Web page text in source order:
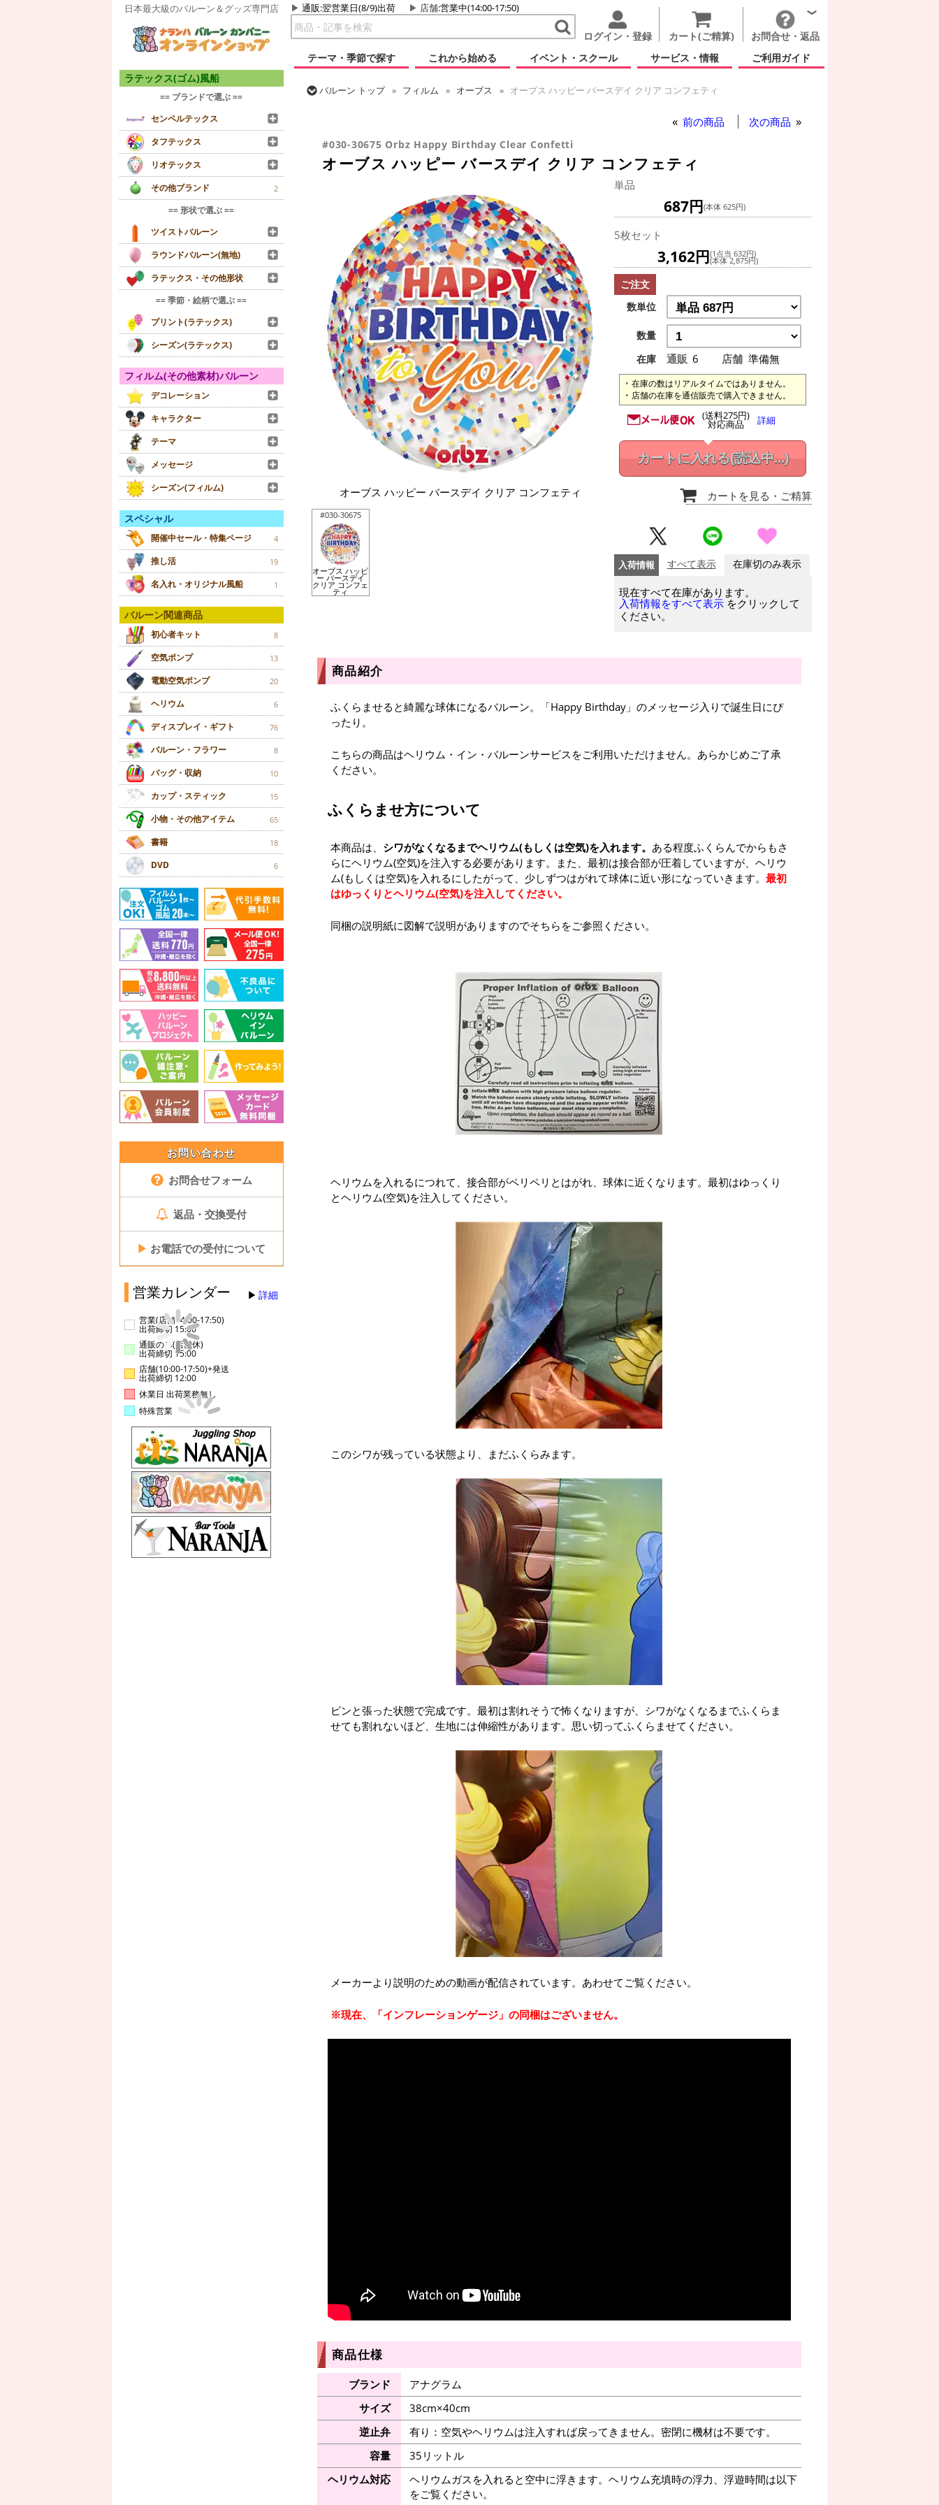
日本最大級のバルーン＆グッズ専門店 通販:翌営業日(8/9)出荷 店舗:営業中(14:00-17:50)
ログイン・登録 カート(ご精算)
お問合せ・返品
テーマ・季節で探す
これから始める イベント・スクール サービス・情報 ご利用ガイド
ラテックス(ゴム)風船
== ブランドで選ぶ ==
センペルテックス
タフテックス
リオテックス
その他ブランド
2
== 形状で選ぶ ==
ツイストバルーン
ラウンドバルーン(無地)
ラテックス・その他形状
== 季節・絵柄で選ぶ ==
プリント(ラテックス)
シーズン(ラテックス)
フィルム(その他素材)バルーン
デコレーション
キャラクター
テーマ
メッセージ
シーズン(フィルム)
スペシャル
開催中セール・特集ページ 4
推し活 19
名入れ・オリジナル風船 1
バルーン関連商品
初心者キット 8
空気ポンプ 13
電動空気ポンプ 20
ヘリウム 6
ディスプレイ・ギフト 76
バルーン・フラワー 8
バッグ・収納 10
カップ・スティック 15
小物・その他アイテム 65
書籍 18
DVD 6
お問い合わせ
お問合せフォーム
返品・交換受付
▶ お電話での受付について
営業カレンダー 詳細
営業(店舗14:00-17:50)
出荷締切 15:00
通販のみ(店舗休)
出荷締切 15:00
店舗(10:00-17:50)+発送
出荷締切 12:00
休業日 出荷業務無し
特殊営業
バルーン トップ フィルム オーブス
オーブス ハッピー バースデイ クリア コンフェティ
前の商品 次の商品
#030-30675 Orbz Happy Birthday Clear Confetti
オーブス ハッピー バースデイ クリア コンフェティ
オーブス ハッピー バースデイ クリア コンフェティ
#030-30675
オーブス ハッピ
ー バースデイ
クリア コンフェ
ティ
単品
687円(本体 625円)
5枚セット
3,162円(1点当 632円)
(本体 2,875円)
ご注文
数単位
数量
在庫
通販 6 店舗 準備無
在庫の数はリアルタイムではありません。
店舗の在庫を通信販売で購入できません。
(送料275円)
対応商品 詳細
カートに入れる(読込中...)
カートを見る ・ご精算
入荷情報 すべて表示 在庫切のみ表示
現在すべて在庫があります。
入荷情報をすべて表示 をクリックして
ください。
商品紹介
ふくらませると綺麗な球体になるバルーン。「Happy Birthday」のメッセージ入りで誕生日にぴ
ったり。
こちらの商品はヘリウム・イン・バルーンサービスをご利用いただけません。あらかじめご了承
ください。
ふくらませ方について
本商品は、 シワがなくなるまでヘリウム(もしくは空気)を入れます。 ある程度ふくらんでからもさ
らにヘリウム(空気)を注入する必要があります。また、最初は接合部が圧着していますが、ヘリウ
ム(もしくは空気)を入れるにしたがって、少しずつはがれて球体に近い形になっていきます。 最初
はゆっくりとヘリウム(空気)を注入してください。
同梱の説明紙に図解で説明がありますのでそちらをご参照ください。
ヘリウムを入れるにつれて、接合部がペリペリとはがれ、球体に近くなります。最初はゆっくり
とヘリウム(空気)を注入してください。
このシワが残っている状態より、まだふくらみます。
ピンと張った状態で完成です。最初は割れそうで怖くなりますが、シワがなくなるまでふくらま
せても割れないほど、生地には伸縮性があります。思い切ってふくらませてください。
メーカーより説明のための動画が配信されています。あわせてご覧ください。
※現在、「インフレーションゲージ」の同梱はございません。
商品仕様
ブランド
アナグラム
サイズ
38cm×40cm
逆止弁
有り：空気やヘリウムは注入すれば戻ってきません。密閉に機材は不要です。
容量
35リットル
ヘリウム対応
ヘリウムガスを入れると空中に浮きます。ヘリウム充填時の浮力、浮遊時間は以下
をご覧ください。